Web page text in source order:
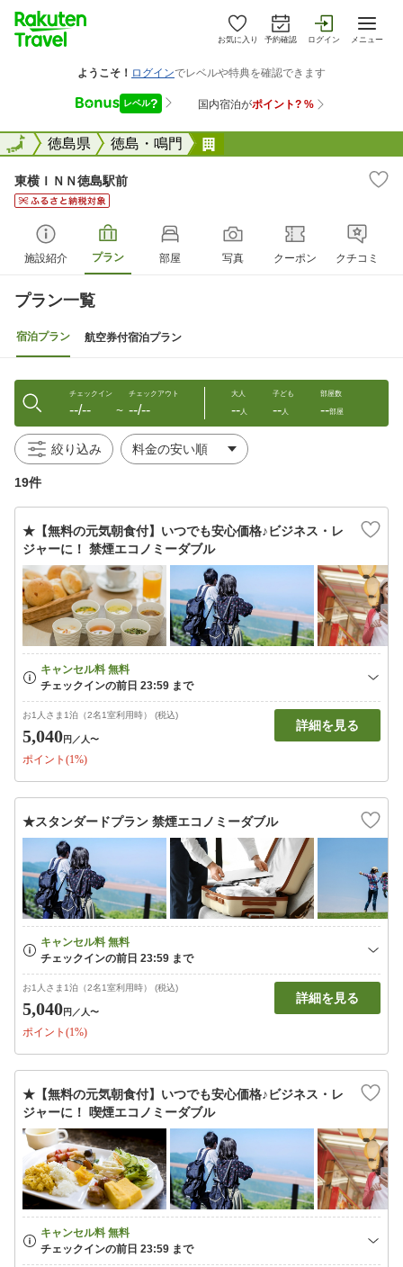
お気に入り 予約確認 ログイン メニュー
全国徳島県 徳島・鳴門
全国
東横ＩＮＮ徳島駅前
施設紹介 プラン 部屋 写真 クーポン クチコミ
プラン一覧
宿泊プラン 航空券付宿泊プラン
チェックイン
--/-- 〜
チェックアウト
--/--
大人
--人
子ども
--人
部屋数
--部屋
絞り込み
19件
★【無料の元気朝食付】いつでも安心価格♪ビジネス・レ
ジャーに！ 禁煙エコノミーダブル
お1人さま1泊（2名1室利用時） (税込)
5,040円 ／人〜
ポイント(1%)
詳細を見る
★スタンダードプラン 禁煙エコノミーダブル
お1人さま1泊（2名1室利用時） (税込)
5,040円 ／人〜
ポイント(1%)
詳細を見る
★【無料の元気朝食付】いつでも安心価格♪ビジネス・レ
ジャーに！ 喫煙エコノミーダブル